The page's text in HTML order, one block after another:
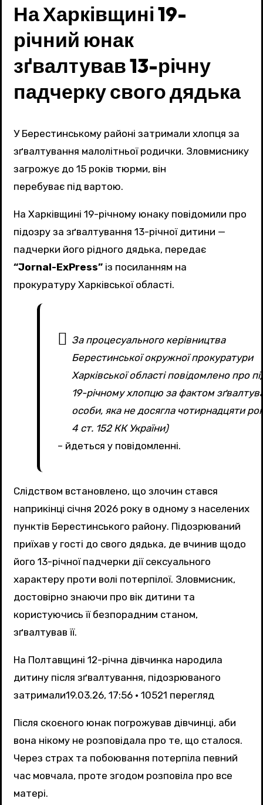
На Харківщині 19-
річний юнак
зґвалтував 13-річну
падчерку свого дядька
У Берестинському районі затримали хлопця за
зґвалтування малолітньої родички. Зловмиснику
загрожує до 15 років тюрми, він
перебуває під вартою.
На Харківщині 19-річному юнаку повідомили про
підозру за зґвалтування 13-річної дитини —
падчерки його рідного дядька, передає
“Jornal-ExPress” із посиланням на
прокуратуру Харківської області.
За процесуального керівництва
Берестинської окружної прокуратури
Харківської області повідомлено про
19-річному хлопцю за фактом
особи, яка не досягла чотирнадцяти
4 ст. 152 КК України)
– йдеться у повідомленні.
Слідством встановлено, що злочин стався
наприкінці січня 2026 року в одному з населених
пунктів Берестинського району. Підозрюваний
приїхав у гості до свого дядька, де вчинив щодо
його 13-річної падчерки дії сексуального
характеру проти волі потерпілої. Зловмисник,
достовірно знаючи про вік дитини та
користуючись її безпорадним станом,
зґвалтував її.
На Полтавщині 12-річна дівчинка народила
дитину після зґвалтування, підозрюваного
затримали19.03.26, 17:56 • 10521 перегляд
Після скоєного юнак погрожував дівчинці, аби
вона нікому не розповідала про те, що сталося.
Через страх та побоювання потерпіла певний
час мовчала, проте згодом розповіла про все
матері.